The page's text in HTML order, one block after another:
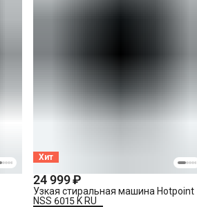
Хит
24 999 ₽
Узкая стиральная машина Hotpoint
NSS 6015 K RU